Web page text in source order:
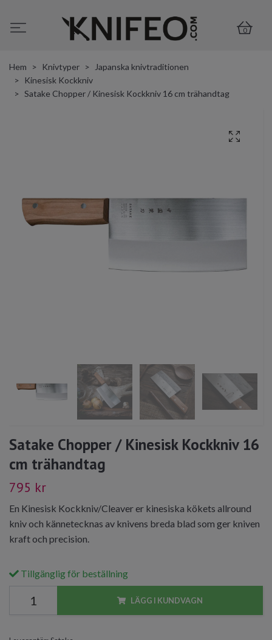
0
Hem Knivtyper
Japanska knivtraditionen
Kinesisk Kockkniv
Satake Chopper / Kinesisk Kockkniv 16 cm trähandtag
Satake Chopper / Kinesisk Kockkniv 16
cm trähandtag
795 kr
En Kinesisk Kockkniv/Cleaver er kinesiska kökets allround
kniv och kännetecknas av knivens breda blad som ger kniven
kraft och precision.
Tillgänglig för beställning
LÄGG I KUNDVAGN